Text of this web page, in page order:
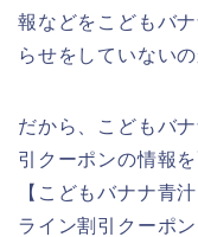
報などをこどもバ
らせをしていない
だから、こどもバ
引クーポンの情報
【こどもバナナ青
ライン割引クーポ